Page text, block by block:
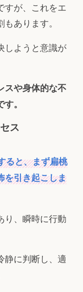
すが、これをエ
あります。
しようと意識が
スや身体的な不
。
ス
ると、まず扁桃
を引き起こしま
り、瞬時に行動
静に判断し、適